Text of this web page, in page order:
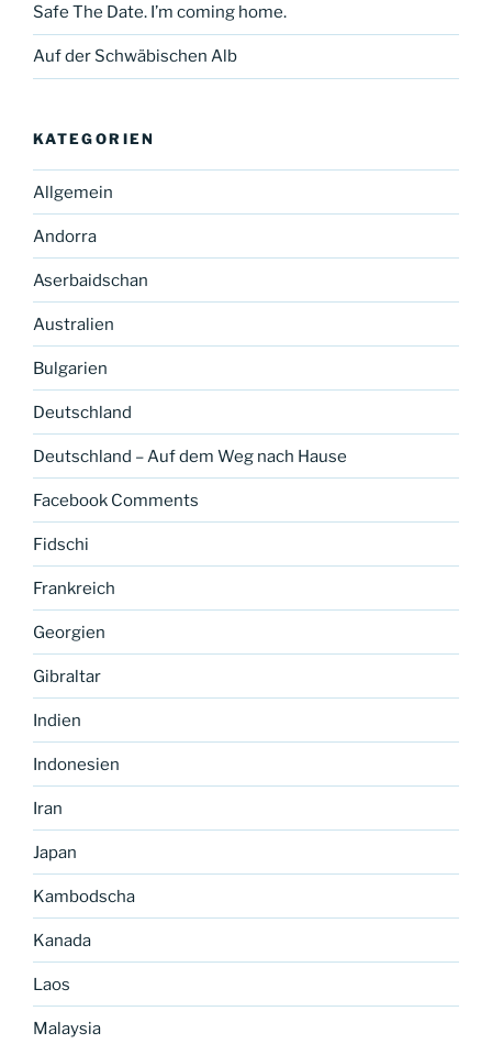
Safe The Date. I’m coming home.
Auf der Schwäbischen Alb
KATEGORIEN
Allgemein
Andorra
Aserbaidschan
Australien
Bulgarien
Deutschland
Deutschland – Auf dem Weg nach Hause
Facebook Comments
Fidschi
Frankreich
Georgien
Gibraltar
Indien
Indonesien
Iran
Japan
Kambodscha
Kanada
Laos
Malaysia